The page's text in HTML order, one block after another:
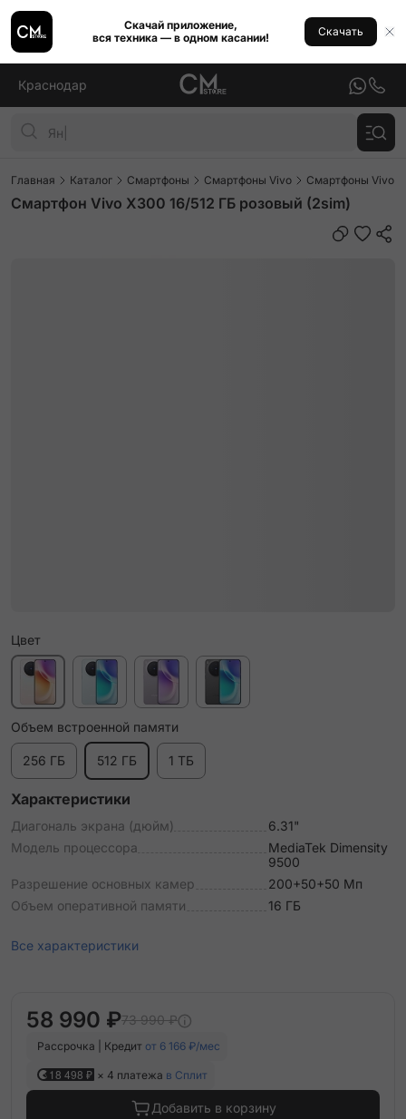
Скачай приложение,
вся техника — в одном касании!
Скачать
Краснодар
Главная Каталог Смартфоны Смартфоны Vivo Смартфоны Vivo
Смартфон Vivo X300 16/512 ГБ розовый (2sim)
Цвет
Объем встроенной памяти
256 ГБ 512 ГБ 1 ТБ
Характеристики
Диагональ экрана (дюйм)
6.31"
Модель процессора
MediaTek Dimensity
9500
Разрешение основных камер
200+50+50 Мп
Объем оперативной памяти
16 ГБ
Все характеристики
58 990 ₽73 990 ₽
Рассрочка | Кредит от 6 166 ₽/мес
18 498 ₽ × 4 платежа в Сплит
Добавить в корзину